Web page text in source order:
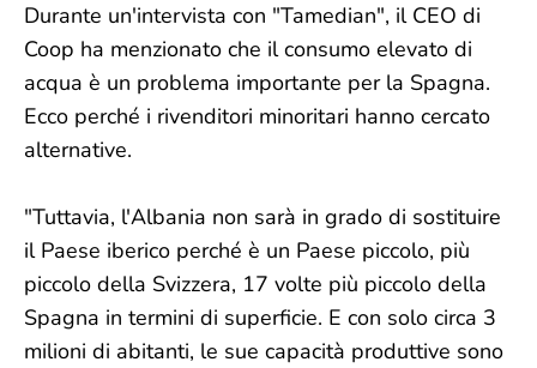
Durante un'intervista con "Tamedian", il CEO di
Coop ha menzionato che il consumo elevato di
acqua è un problema importante per la Spagna.
Ecco perché i rivenditori minoritari hanno cercato
alternative.
"Tuttavia, l'Albania non sarà in grado di sostituire
il Paese iberico perché è un Paese piccolo, più
piccolo della Svizzera, 17 volte più piccolo della
Spagna in termini di superficie. E con solo circa 3
milioni di abitanti, le sue capacità produttive sono